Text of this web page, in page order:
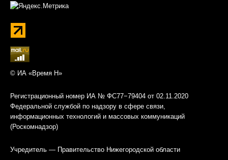
© ИА «Время Н»
Регистрационный номер ИА № ФС77−79404 от 02.11.2020
Федеральной службой по надзору в сфере связи,
информационных технологий и массовых коммуникаций
(Роскомнадзор)
Учредитель — Правительство Нижегородской области